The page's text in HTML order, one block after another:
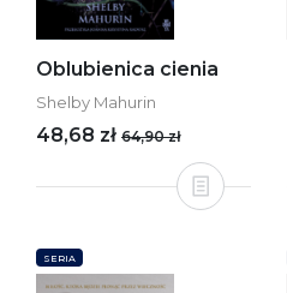
Oblubienica cienia
Shelby Mahurin
48,68 zł 64,90 zł
SERIA